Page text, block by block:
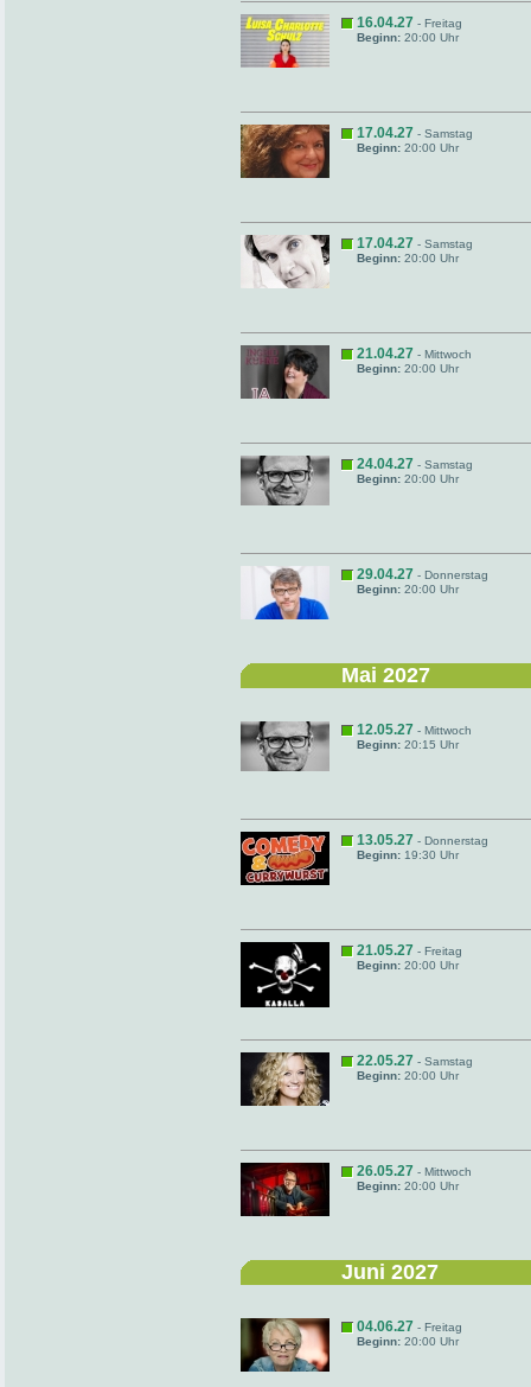
16.04.27 - Freitag
Beginn: 20:00 Uhr
17.04.27 - Samstag
Beginn: 20:00 Uhr
17.04.27 - Samstag
Beginn: 20:00 Uhr
21.04.27 - Mittwoch
Beginn: 20:00 Uhr
24.04.27 - Samstag
Beginn: 20:00 Uhr
29.04.27 - Donnerstag
Beginn: 20:00 Uhr
Mai 2027
12.05.27 - Mittwoch
Beginn: 20:15 Uhr
13.05.27 - Donnerstag
Beginn: 19:30 Uhr
21.05.27 - Freitag
Beginn: 20:00 Uhr
22.05.27 - Samstag
Beginn: 20:00 Uhr
26.05.27 - Mittwoch
Beginn: 20:00 Uhr
Juni 2027
04.06.27 - Freitag
Beginn: 20:00 Uhr